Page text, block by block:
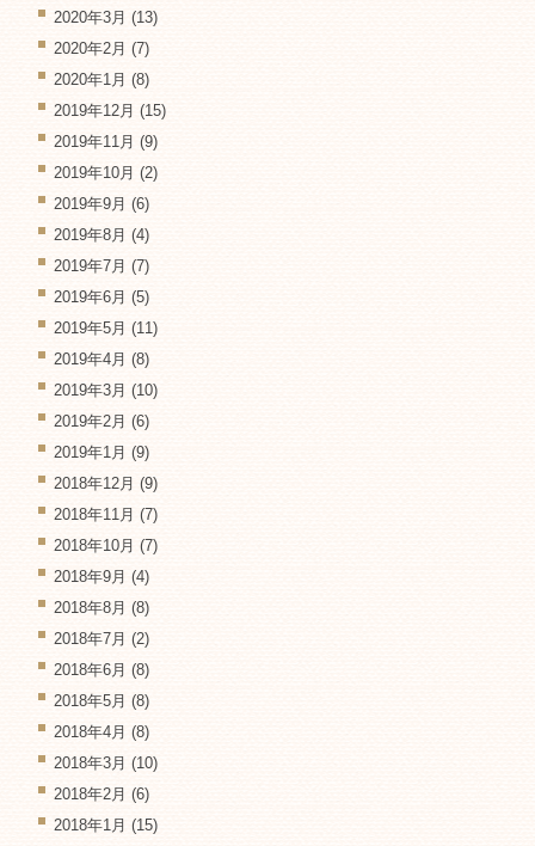
2020年3月 (13)
2020年2月 (7)
2020年1月 (8)
2019年12月 (15)
2019年11月 (9)
2019年10月 (2)
2019年9月 (6)
2019年8月 (4)
2019年7月 (7)
2019年6月 (5)
2019年5月 (11)
2019年4月 (8)
2019年3月 (10)
2019年2月 (6)
2019年1月 (9)
2018年12月 (9)
2018年11月 (7)
2018年10月 (7)
2018年9月 (4)
2018年8月 (8)
2018年7月 (2)
2018年6月 (8)
2018年5月 (8)
2018年4月 (8)
2018年3月 (10)
2018年2月 (6)
2018年1月 (15)